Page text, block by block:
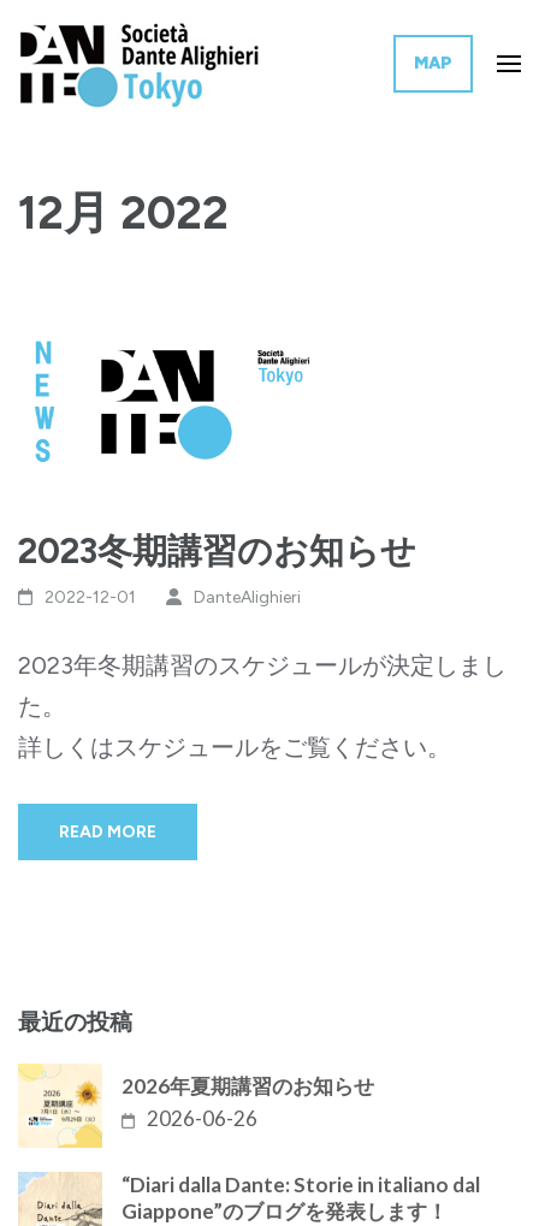
MAP
12月 2022
2023冬期講習のお知らせ
2022-12-01 DanteAlighieri
2023年冬期講習のスケジュールが決定しまし
た。
詳しくはスケジュールをご覧ください。
READ MORE
最近の投稿
2026年夏期講習のお知らせ
2026-06-26
“Diari dalla Dante: Storie in italiano dal
Giappone”のブログを発表します！